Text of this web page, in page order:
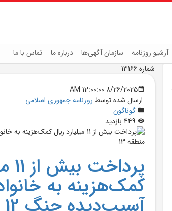
آرشیو روزنامه سازمان آگهی‌ها درباره ما تماس با ما
شماره 13166
8/26/2025 12:00:00 AM
ارسال شده توسط روزنامه جمهوری اسلامی
گوناگون
کمک‌هزينه به